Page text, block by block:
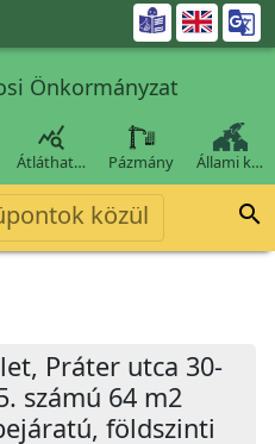

Önkormányzat

Átláthat… Pázmány Állami k…
közül 
Práter utca 30-
számú 64 m2
földszinti